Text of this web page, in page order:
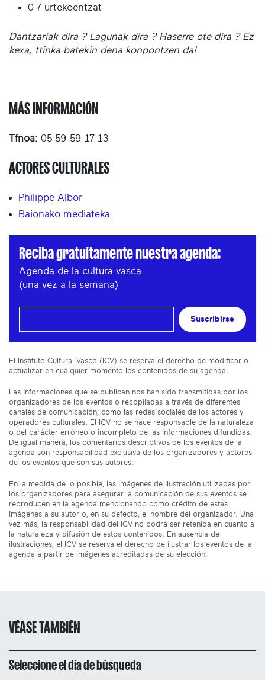
0-7 urtekoentzat
Dantzariak dira ? Lagunak dira ? Haserre ote dira ? Ez
kexa, ttinka batekin dena konpontzen da!
MÁS INFORMACIÓN
Tfnoa: 05 59 59 17 13
ACTORES CULTURALES
Philippe Albor
Baionako mediateka
Reciba gratuitamente nuestra agenda:
Agenda de la cultura vasca
(una vez a la semana)
Suscribirse
El Instituto Cultural Vasco (ICV) se reserva el derecho de modificar o
actualizar en cualquier momento los contenidos de su agenda.
Las informaciones que se publican nos han sido transmitidas por los
organizadores de los eventos o recopiladas a través de diferentes
canales de comunicación, como las redes sociales de los actores y
operadores culturales. El ICV no se hace responsable de la naturaleza
o del carácter erróneo o incompleto de las informaciones difundidas.
De igual manera, los comentarios descriptivos de los eventos de la
agenda son responsabilidad exclusiva de los organizadores y actores
de los eventos que son sus autores.
En la medida de lo posible, las imágenes de ilustración utilizadas por
los organizadores para asegurar la comunicación de sus eventos se
reproducen en la agenda mencionando como crédito de estas
imágenes a su autor o, en su defecto, el nombre del organizador. Una
vez más, la responsabilidad del ICV no podrá ser retenida en cuanto a
la naturaleza y difusión de estos contenidos. En ausencia de
ilustraciones, el ICV se reserva el derecho de ilustrar los eventos de la
agenda a partir de imágenes acreditadas de su elección.
VÉASE TAMBIÉN
Seleccione el día de búsqueda